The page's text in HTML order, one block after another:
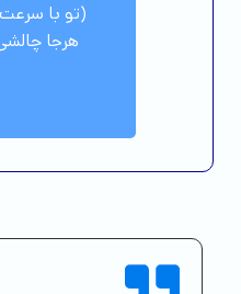
(تو با
هرجا